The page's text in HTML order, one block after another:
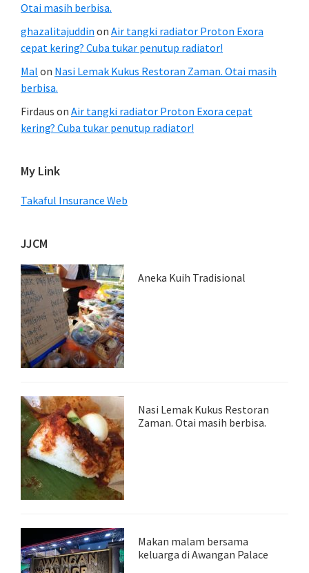
Otai masih berbisa.
ghazalitajuddin on Air tangki radiator Proton Exora
cepat kering? Cuba tukar penutup radiator!
Mal on Nasi Lemak Kukus Restoran Zaman. Otai masih
berbisa.
Firdaus on Air tangki radiator Proton Exora cepat
kering? Cuba tukar penutup radiator!
My Link
Takaful Insurance Web
JJCM
Aneka Kuih Tradisional
Nasi Lemak Kukus Restoran
Zaman. Otai masih berbisa.
Makan malam bersama
keluarga di Awangan Palace